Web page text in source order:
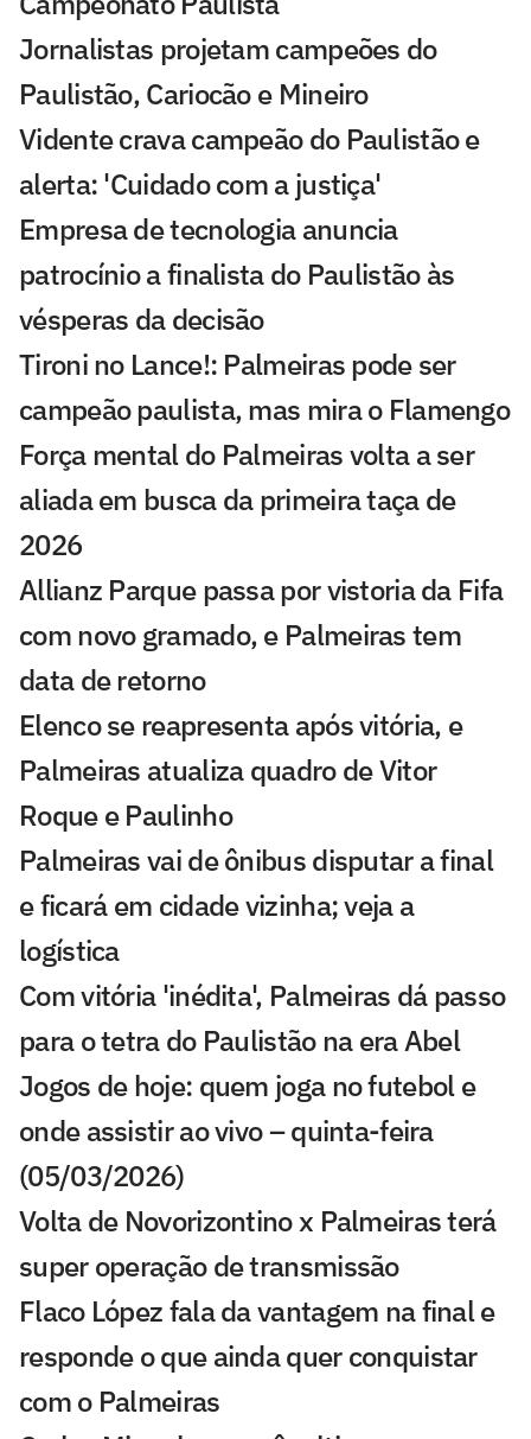
Jornalistas projetam campeões do
Paulistão, Cariocão e Mineiro
Vidente crava campeão do Paulistão e
alerta: 'Cuidado com a justiça'
Empresa de tecnologia anuncia
patrocínio a finalista do Paulistão às
vésperas da decisão
Tironi no Lance!: Palmeiras pode ser
campeão paulista, mas mira o Flamengo
Força mental do Palmeiras volta a ser
aliada em busca da primeira taça de
2026
Allianz Parque passa por vistoria da Fifa
com novo gramado, e Palmeiras tem
data de retorno
Elenco se reapresenta após vitória, e
Palmeiras atualiza quadro de Vitor
Roque e Paulinho
Palmeiras vai de ônibus disputar a final
e ficará em cidade vizinha; veja a
logística
Com vitória 'inédita', Palmeiras dá passo
para o tetra do Paulistão na era Abel
Jogos de hoje: quem joga no futebol e
onde assistir ao vivo – quinta-feira
(05/03/2026)
Volta de Novorizontino x Palmeiras terá
super operação de transmissão
Flaco López fala da vantagem na final e
responde o que ainda quer conquistar
com o Palmeiras